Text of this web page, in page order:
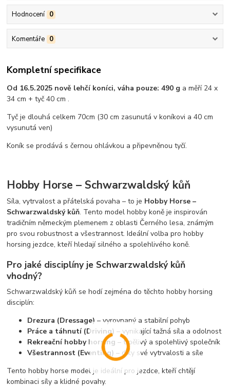
Hodnocení 0
Komentáře 0
Kompletní specifikace
Od 16.5.2025 nově lehčí koníci, váha pouze: 490 g a měří 24 x
34 cm + tyč 40 cm .
Tyč je dlouhá celkem 70cm (30 cm zasunutá v koníkovi a 40 cm
vysunutá ven)
Koník se prodává s černou ohlávkou a připevněnou tyčí.
Hobby Horse – Schwarzwaldský kůň
Síla, vytrvalost a přátelská povaha – to je Hobby Horse –
Schwarzwaldský kůň. Tento model hobby koně je inspirován
tradičním německým plemenem z oblasti Černého lesa, známým
pro svou robustnost a všestrannost. Ideální volba pro hobby
horsing jezdce, kteří hledají silného a spolehlivého koně.
Pro jaké disciplíny je Schwarzwaldský kůň
vhodný?
Schwarzwaldský kůň se hodí zejména do těchto hobby horsing
disciplín:
Drezura (Dressage) – vyrovnaný a stabilní pohyb
Práce a táhnutí (Driving) – vynikající tažná síla a odolnost
Rekreační hobby horsing – trpělivý a spolehlivý společník
Všestrannost (Eventing) – díky své vytrvalosti a síle
Tento hobby horse model je ideální pro jezdce, kteří chtějí
kombinaci síly a klidné povahy.